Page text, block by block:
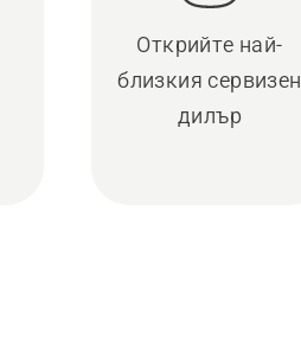
Открийте най-
близкия сервизен
дилър